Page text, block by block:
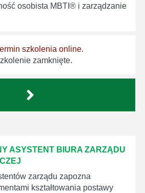
osobista MBTI® i zarządzanie
szkolenia online.
zamknięte.
ASYSTENT BIURA ZARZĄDU
zarządu zapozna
kształtowania postawy